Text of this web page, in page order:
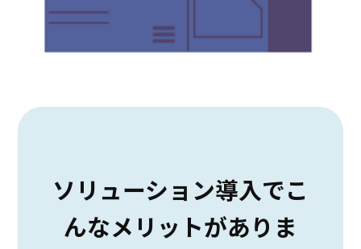
ソリューション導入でこ
んなメリットがありま